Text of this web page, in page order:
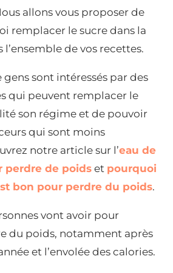
allons vous proposer de
remplacer le sucre dans la
l’ensemble de vos recettes.
sont intéressés par des
qui peuvent remplacer le
son régime et de pouvoir
qui sont moins
notre article sur l’eau de
perdre de poids et pourquoi
bon pour perdre du poids.
vont avoir pour
du poids, notamment après
et l’envolée des calories.